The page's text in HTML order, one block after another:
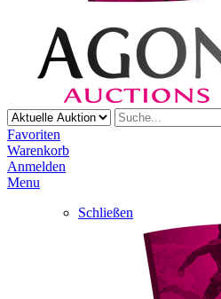
Favoriten
Warenkorb
Anmelden
Menu
Schließen